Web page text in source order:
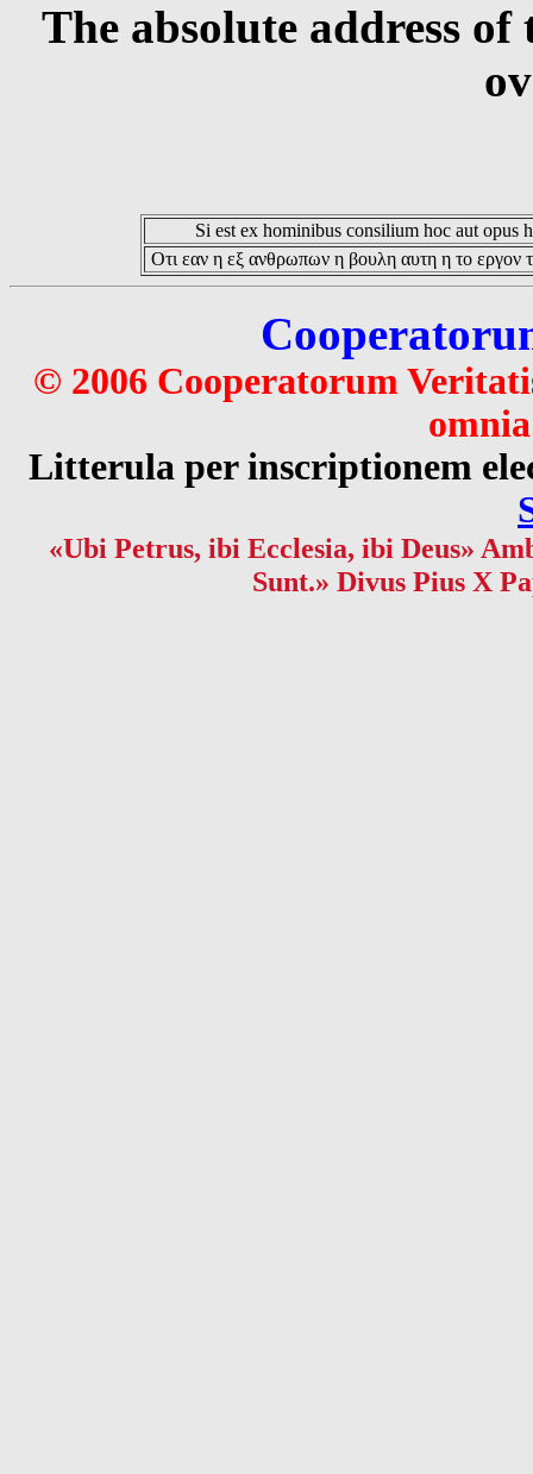
The absolute address
Si est ex hominibus consilium hoc aut opus
Οτι εαν η εξ ανθρωπων η βουλη αυτη η το εργον
© 2006 Cooperatorum
Litterula per inscriptionem
«Ubi Petrus, ibi Ecclesia, ibi Deus»
Sunt.» Divus Pius X